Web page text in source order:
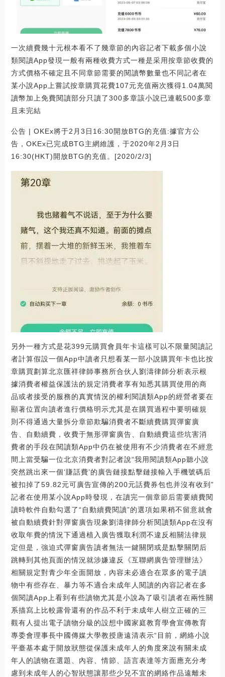
一次續費幾十元根本看不了幾章節的內容記者下載多個小說
類閱讀App發現一般有兩種收費方式一種是采用按章節收費的
方式價格不確定且不同章節需要的閱讀幣數量也不同記者在
某小說App上嘗試按章購買花費107元充值兩次獲得1.04萬閱
讀幣加上免費閱讀部分只讀了300多章該小說已連載500多章
且未完結
公告 | OKEx將于2月3日16:30開放BTG的充值:據官方公
告，OKEx已完成BTG主網維護，于2020年2月3日
16:30(HKT)開放BTG的充值。[2020/2/3]
另外一種方式是花399元購買會員年卡這樣可以不限量閱讀記
者計算假設一個App中讀者只想看某一部小說購買年卡也比按
章購買劃算北京匯祥律師事務所合伙人劉濤律師分析表示根
據消費者權益保護法的規定消費者享有知悉其購買使用的商
品或者接受的服務的真實情況的權利閱讀類App的經營者要在
顯著位置向讀者進行價格明示尤其是在購買過程中要明確規
則不得通過大量拆分章節欺騙消費者不斷續費購買彈窗廣
告、自動續費，收費于無形彈窗廣告、自動續費這些坑害消
費者的手段在閱讀類App中仍在被使用有不少消費者在不經意
間上當受騙一位北京消費者對記者說“我用閱讀類App聽小說
突然跳出來一個‘賺話費’的廣告鏈接點擊鏈接輸入手機號碼后
被扣掉了59.82元可廣告宣傳的200元話費券包也并沒有收到”
記者在使用某小說App時發現，在讀完一個章節后需要續費閱
讀時軟件自動勾選了“自動續費閱讀”的選項如果稍不留意就會
被自動續費針對彈窗廣告現象劉濤律師分析閱讀類App在沒有
收取年費的情況下通過植入廣告獲取利潤不違反相關法律規
定但是，強迫式彈窗廣告讀者無法一鍵關閉或是點擊關閉后
跳轉到其他頁面的情況就涉嫌違反《互聯網廣告管理辦法》
相關規定對青少年全面開放，內容未必適合在眾多的電子讀
物中有些存在、暴力等不適合未成年人閱讀的內容記者在多
個閱讀App上看到有些讀物尤其是小說為了吸引讀者在兩性關
系描寫上比較露骨還有的作品不利于未成年人樹立正確的三
觀有人提出電子讀物分級的設想中國家庭教育學會宣傳教育
專委會理事長中國傳媒大學教授唐遠清表示“目前，網絡小說
平臺基本處于開放狀態從保護未成年人的角度來說有關未成
年人的讀物在選題、內容、情節、語言表達等方面應充分考
慮到未成年人的心智狀態讓那些少兒不宜的網絡作品遠離未